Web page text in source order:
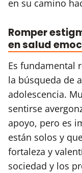
en su camino
Romper
en salud
Es fundamental
la búsqueda de
adolescencia.
sentirse
apoyo, pero es
están solos y
fortaleza y
sociedad y los